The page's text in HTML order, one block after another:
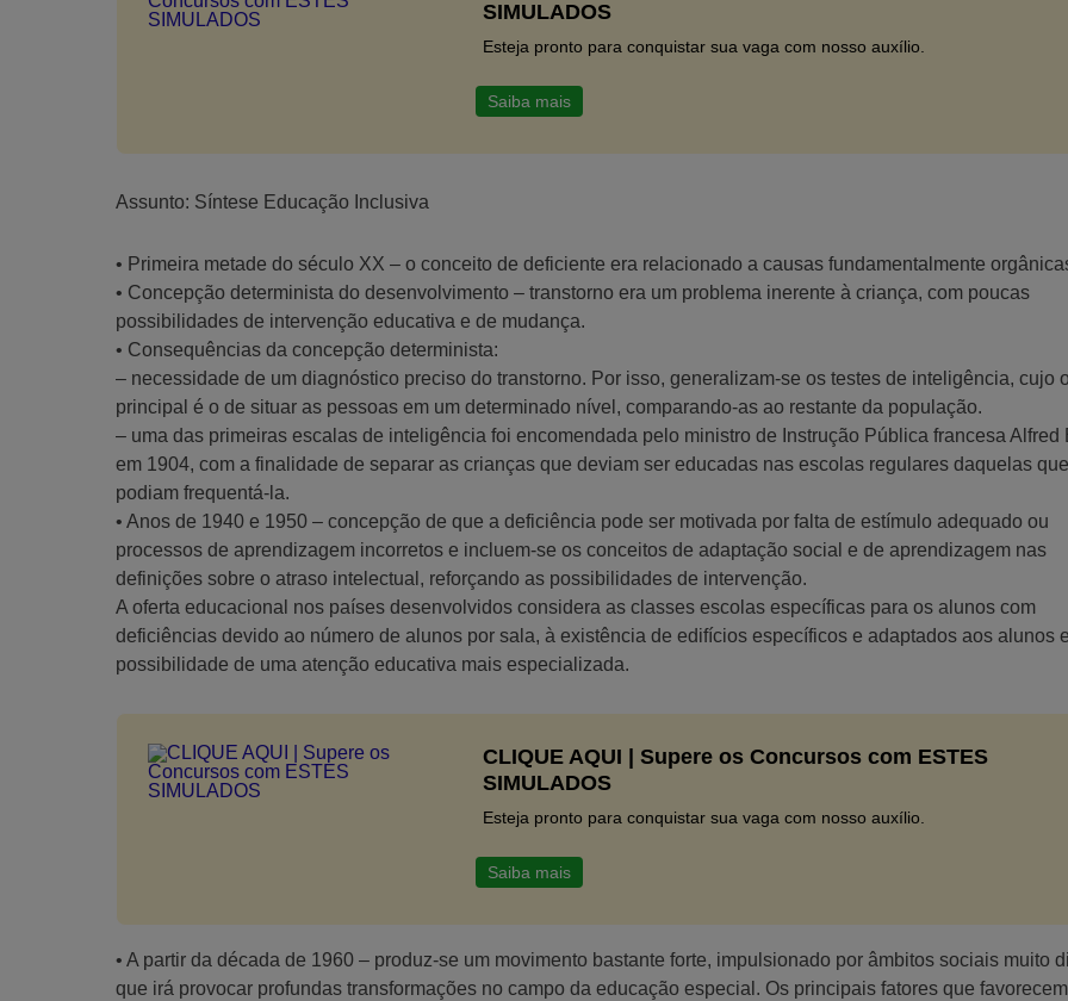
SIMULADOS
Esteja pronto para conquistar sua vaga com nosso auxílio.
Saiba mais
Assunto: Síntese Educação Inclusiva
• Primeira metade do século XX – o conceito de deficiente era relacionado a causas fundamentalmente
• Concepção determinista do desenvolvimento – transtorno era um problema inerente à criança, com poucas
possibilidades de intervenção educativa e de mudança.
• Consequências da concepção determinista:
– necessidade de um diagnóstico preciso do transtorno. Por isso, generalizam-se os testes de inteligência, cujo
principal é o de situar as pessoas em um determinado nível, comparando-as ao restante da população.
– uma das primeiras escalas de inteligência foi encomendada pelo ministro de Instrução Pública francesa Alfred
em 1904, com a finalidade de separar as crianças que deviam ser educadas nas escolas regulares daquelas
podiam frequentá-la.
• Anos de 1940 e 1950 – concepção de que a deficiência pode ser motivada por falta de estímulo adequado ou
processos de aprendizagem incorretos e incluem-se os conceitos de adaptação social e de aprendizagem nas
definições sobre o atraso intelectual, reforçando as possibilidades de intervenção.
A oferta educacional nos países desenvolvidos considera as classes escolas específicas para os alunos com
deficiências devido ao número de alunos por sala, à existência de edifícios específicos e adaptados aos alunos
possibilidade de uma atenção educativa mais especializada.
CLIQUE AQUI | Supere os Concursos com ESTES
SIMULADOS
Esteja pronto para conquistar sua vaga com nosso auxílio.
Saiba mais
• A partir da década de 1960 – produz-se um movimento bastante forte, impulsionado por âmbitos sociais muito
que irá provocar profundas transformações no campo da educação especial. Os principais fatores que